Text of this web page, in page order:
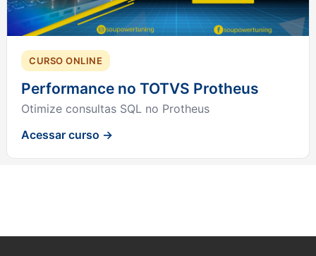
CURSO ONLINE
Performance no TOTVS Protheus
Otimize consultas SQL no Protheus
Acessar curso →